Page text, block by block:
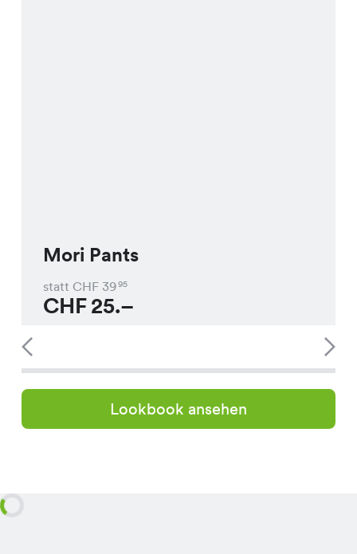
Mori Pants
statt CHF 3995
CHF25.–
Lookbook ansehen